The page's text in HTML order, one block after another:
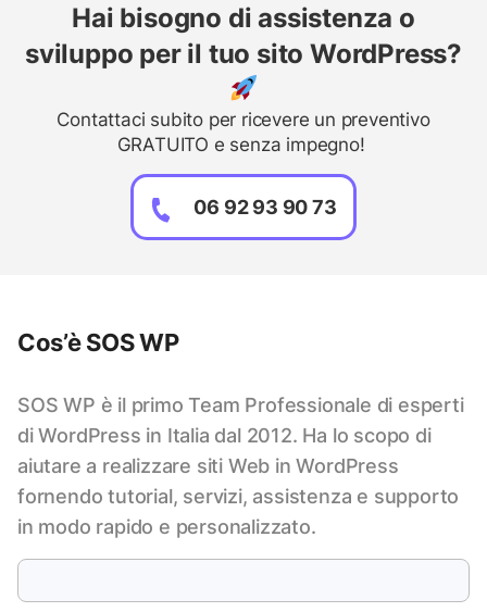
Hai bisogno di assistenza o
sviluppo per il tuo sito WordPress?
Contattaci subito per ricevere un preventivo
GRATUITO e senza impegno!
06 92 93 90 73
Cos’è SOS WP
SOS WP è il primo Team Professionale di esperti
di WordPress in Italia dal 2012. Ha lo scopo di
aiutare a realizzare siti Web in WordPress
fornendo tutorial, servizi, assistenza e supporto
in modo rapido e personalizzato.